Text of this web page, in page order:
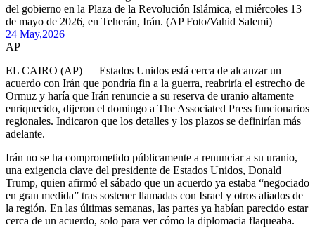
del gobierno en la Plaza de la Revolución Islámica, el miércoles 13
de mayo de 2026, en Teherán, Irán. (AP Foto/Vahid Salemi)
24 May,2026
AP
EL CAIRO (AP) — Estados Unidos está cerca de alcanzar un
acuerdo con Irán que pondría fin a la guerra, reabriría el estrecho de
Ormuz y haría que Irán renuncie a su reserva de uranio altamente
enriquecido, dijeron el domingo a The Associated Press funcionarios
regionales. Indicaron que los detalles y los plazos se definirían más
adelante.
Irán no se ha comprometido públicamente a renunciar a su uranio,
una exigencia clave del presidente de Estados Unidos, Donald
Trump, quien afirmó el sábado que un acuerdo ya estaba “negociado
en gran medida” tras sostener llamadas con Israel y otros aliados de
la región. En las últimas semanas, las partes ya habían parecido estar
cerca de un acuerdo, solo para ver cómo la diplomacia flaqueaba.